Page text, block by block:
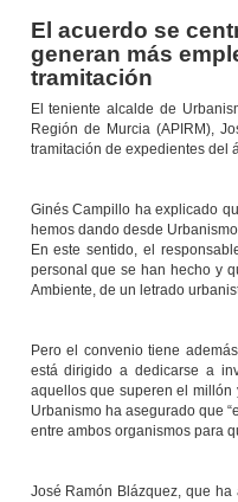
El acuerdo se
generan más
tramitación
El teniente alcalde de
Región de Murcia (APIRM),
tramitación de expedientes del
Ginés Campillo ha explicado
hemos dando desde
En este sentido, el
personal que se han hecho y
Ambiente, de un letrado
Pero el convenio tiene
está dirigido a dedicarse a
aquellos que superen el millón
Urbanismo ha asegurado que
entre ambos organismos para
José Ramón Blázquez, que